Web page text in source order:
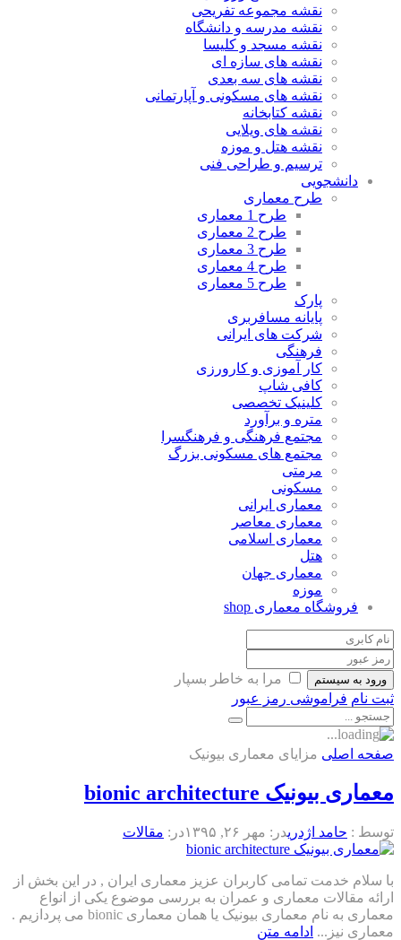
نقشه مجموعه تفریحی
نقشه مدرسه و دانشگاه
نقشه مسجد و کلیسا
نقشه های سازه ای
نقشه های سه بعدی
نقشه های مسکونی و آپارتمانی
نقشه کتابخانه
نقشه های ویلایی
نقشه هتل و موزه
ترسیم و طراحی فنی
دانشجویی
طرح معماری
طرح 1 معماری
طرح 2 معماری
طرح 3 معماری
طرح 4 معماری
طرح 5 معماری
پارک
پایانه مسافربری
شرکت های ایرانی
فرهنگی
کار آموزی و کارورزی
کافی شاپ
کلینیک تخصصی
متره و برآورد
مجتمع فرهنگی و فرهنگسرا
مجتمع های مسکونی بزرگ
مرمتی
مسکونی
معماری ایرانی
معماری معاصر
معماری اسلامی
هتل
معماری جهان
موزه
فروشگاه معماری shop
ورود به سیستم
مرا به خاطر بسپار
ثبت نام فراموشی رمز عبور
صفحه اصلی مزایای معماری بیونیک
معماری بیونیک bionic architecture
توسط : حامد اژدریدر: مهر ۲۶, ۱۳۹۵ در: مقالات
با سلام خدمت تمامی کاربران عزیز معماری ایران , در این بخش از
ارائه مقالات معماری و عمران به بررسی موضوع یکی از انواع
معماری به نام معماری بیونیک یا همان معماری bionic می پردازیم .
معماری نیز... ادامه متن